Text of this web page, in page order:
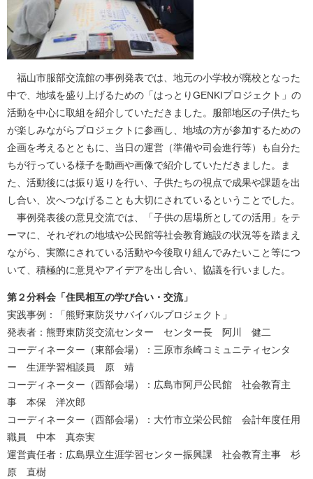
福山市服部交流館の事例発表では、地元の小学校が廃校となった
中で、地域を盛り上げるための「はっとりGENKIプロジェクト」の
活動を中心に取組を紹介していただきました。服部地区の子供たち
が楽しみながらプロジェクトに参画し、地域の方が参加するための
企画を考えるとともに、当日の運営（準備や司会進行等）も自分た
ちが行っている様子を動画や画像で紹介していただきました。ま
た、活動後には振り返りを行い、子供たちの視点で成果や課題を出
し合い、次へつなげることも大切にされているということでした。
事例発表後の意見交流では、「子供の居場所としての活用」をテ
ーマに、それぞれの地域や公民館等社会教育施設の状況等を踏まえ
ながら、実際にされている活動や今後取り組んでみたいこと等につ
いて、積極的に意見やアイデアを出し合い、協議を行いました。
第２分科会「住民相互の学び合い・交流​」
実践事例：「熊野東防災サバイバルプロジェクト」
発表者：熊野東防災交流センター センター長 阿川 健二
コーディネーター（東部会場）：三原市糸崎コミュニティセンタ
ー 生涯学習相談員 原 靖
コーディネーター（西部会場）：広島市阿戸公民館 社会教育主
事 本保 洋次郎
コーディネーター（西部会場）：大竹市立栄公民館 会計年度任用
職員 中本 真奈実
​運営責任者：​広島県立生涯学習センター振興課 社会教育主事 杉
原 直樹